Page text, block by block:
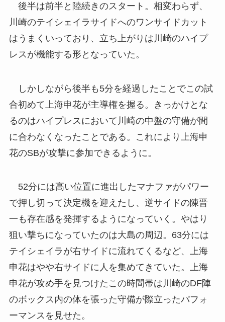
後半は前半と陸続きのスタート。相変わらず、
川崎のテイシェイラサイドへのワンサイドカット
はうまくいっており、立ち上がりは川崎のハイプ
レスが機能する形となっていた。
しかしながら後半も5分を経過したことでこの試
合初めて上海申花が主導権を握る。きっかけとな
るのはハイプレスにおいて川崎の中盤の守備が間
に合わなくなったことである。これにより上海申
花のSBが攻撃に参加できるように。
52分には高い位置に進出したマナファがパワー
で押し切って決定機を迎えたし、逆サイドの陳晋
一も存在感を発揮するようになっていく。やはり
狙い撃ちになっていたのは大島の周辺。63分には
テイシェイラが右サイドに流れてくるなど、上海
申花はやや右サイドに人を集めてきていた。上海
申花が攻め手を見つけたこの時間帯は川崎のDF陣
のボックス内の体を張った守備が際立ったパフォ
ーマンスを見せた。